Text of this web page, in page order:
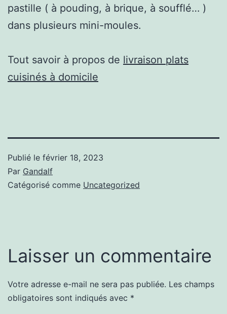
pastille ( à pouding, à brique, à soufflé… )
dans plusieurs mini-moules.
Tout savoir à propos de livraison plats
cuisinés à domicile
Publié le février 18, 2023
Par Gandalf
Catégorisé comme Uncategorized
Laisser un commentaire
Votre adresse e-mail ne sera pas publiée. Les champs
obligatoires sont indiqués avec *